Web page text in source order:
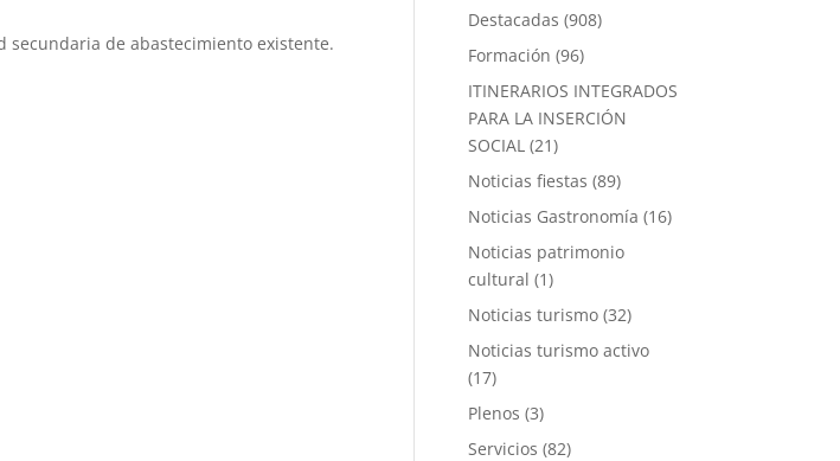
de abastecimiento existente.
Destacadas (908)
Formación (96)
ITINERARIOS INTEGRADOS
PARA LA INSERCIÓN
SOCIAL (21)
Noticias fiestas (89)
Noticias Gastronomía (16)
Noticias patrimonio
cultural (1)
Noticias turismo (32)
Noticias turismo activo
(17)
Plenos (3)
Servicios (82)